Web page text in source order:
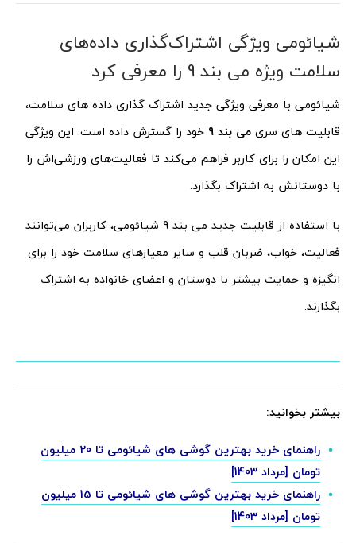
شیائومی ویژگی اشتراک‌گذاری داده‌های
سلامت ویژه می بند 9 را معرفی کرد
شیائومی با معرفی ویژگی جدید اشتراک گذاری داده های سلامت،
قابلیت های سری می بند 9
خود را گسترش داده است. این ویژگی‌
این امکان را برای کاربر فراهم می‌کند تا فعالیت‌های ورزشی‌اش را
با دوستانش به اشتراک بگذارد.
با استفاده از قابلیت جدید می بند 9 شیائومی، کاربران می‌توانند
فعالیت، خواب، ضربان قلب و سایر معیارهای سلامت خود را برای
انگیزه و حمایت بیشتر با دوستان و اعضای خانواده به اشتراک
بگذارند.
بیشتر بخوانید:
راهنمای خرید بهترین گوشی های شیائومی تا 20 میلیون
تومان [مرداد 1403]
راهنمای خرید بهترین گوشی های شیائومی تا 15 میلیون
تومان [مرداد 1403]